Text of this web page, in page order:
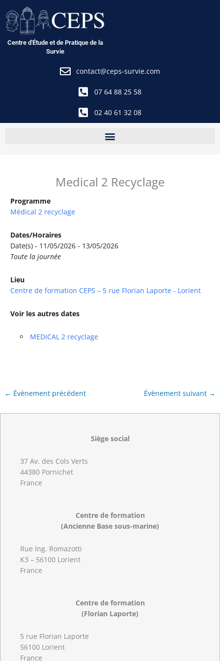
au
contenu
Centre d'Étude et de Pratique de la
Survie
contact@ceps-survie.com
07 64 88 25 58
02 40 61 32 08
Medical 2 Recyclage
Programme
Médical 2 recyclage
Dates/Horaires
Date(s) - 11/05/2026 - 13/05/2026
Toute la journée
Lieu
Centre de formation CEPS – 5 rue Florian Laporte - Lorient
Voir les autres dates
MEDICAL 2 recyclage
← Évènement précédent Évènement suivant →
Siège social
37 Av. des Cols Verts
44380 Pornichet
France
Centre de formation
(Ancienne Base sous-marine)
Rue Ing. Romazotti
K3 – 56100 Lorient
France
Centre de formation
(Florian Laporte)
5 rue Florian Laporte
56100 Lorient
France